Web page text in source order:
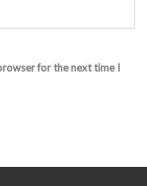
for the next time I